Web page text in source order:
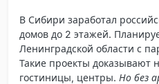
В Сибири заработал
домов до 2 этажей.
Ленинградской области с
Такие проекты доказывают
гостиницы, центры. Но без